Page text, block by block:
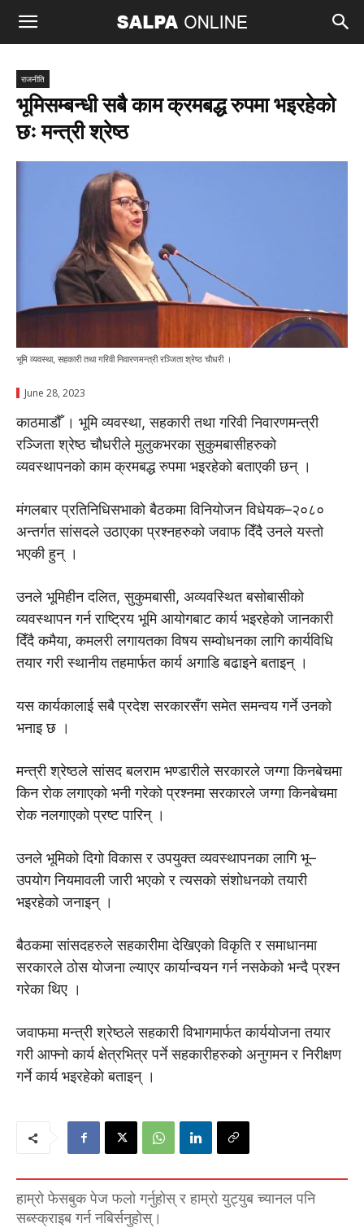
राजनीति
भूमिसम्बन्धी सबै काम क्रमबद्ध रुपमा भइरहेको
छः मन्त्री श्रेष्ठ
भूमि व्यवस्था, सहकारी तथा गरिवी निवारणमन्त्री रञ्जिता श्रेष्ठ चाैधरी ।
June 28, 2023
काठमाडौँ । भूमि व्यवस्था, सहकारी तथा गरिवी निवारणमन्त्री
रञ्जिता श्रेष्ठ चाैधरीले मुलुकभरका सुकुमबासीहरुको
व्यवस्थापनको काम क्रमबद्ध रुपमा भइरहेको बताएकी छन् ।
मंगलबार प्रतिनिधिसभाको बैठकमा विनियोजन विधेयक–२०८०
अन्तर्गत सांसदले उठाएका प्रश्नहरुको जवाफ दिँदै उनले यस्तो
भएकी हुन् ।
उनले भूमिहीन दलित, सुकुमबासी, अव्यवस्थित बसोबासीको
व्यवस्थापन गर्न राष्ट्रिय भूमि आयोगबाट कार्य भइरहेको जानकारी
दिँदै कमैया, कमलरी लगायतका विषय सम्वोधनका लागि कार्यविधि
तयार गरी स्थानीय तहमार्फत कार्य अगाडि बढाइने बताइन् ।
यस कार्यकालाई सबै प्रदेश सरकारसँग समेत समन्वय गर्ने उनको
भनाइ छ ।
मन्त्री श्रेष्ठले सांसद बलराम भण्डारीले सरकारले जग्गा किनबेचमा
किन रोक लगाएको भनी गरेको प्रश्नमा सरकारले जग्गा किनबेचमा
रोक नलगाएको प्रष्ट पारिन् ।
उनले भूमिको दिगो विकास र उपयुक्त व्यवस्थापनका लागि भू–
उपयोग नियमावली जारी भएको र त्यसको संशोधनको तयारी
भइरहेको जनाइन् ।
बैठकमा सांसदहरुले सहकारीमा देखिएको विकृति र समाधानमा
सरकारले ठोस योजना ल्याएर कार्यान्वयन गर्न नसकेको भन्दै प्रश्न
गरेका थिए ।
जवाफमा मन्त्री श्रेष्ठले सहकारी विभागमार्फत कार्ययोजना तयार
गरी आफ्नाे कार्य क्षेत्रभित्र पर्ने सहकारीहरुको अनुगमन र निरीक्षण
गर्ने कार्य भइरहेको बताइन् ।
हाम्रो फेसबुक पेज फलो गर्नुहोस् र हाम्रो युट्युब च्यानल पनि
सब्स्क्राइब गर्न नबिर्सनुहोस्।